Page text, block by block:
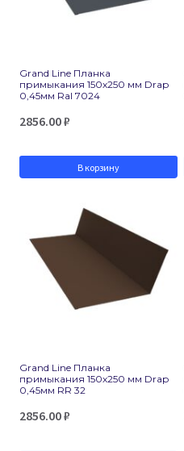
Grand Line Планка
примыкания 150х250 мм Drap
0,45мм Ral 7024
2856.00₽
В корзину
Grand Line Планка
примыкания 150х250 мм Drap
0,45мм RR 32
2856.00₽